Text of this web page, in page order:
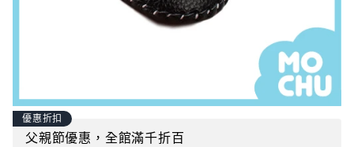
優惠折扣
父親節優惠，全館滿千折百